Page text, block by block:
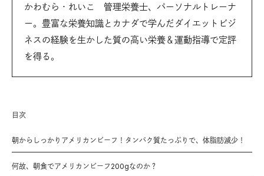
かわむら・れいこ 管理栄養士、パーソナルトレーナ
ー。豊富な栄養知識とカナダで学んだダイエットビジ
ネスの経験を生かした質の高い栄養＆運動指導で定評
を得る。
目次
朝からしっかりアメリカンビーフ！タンパク質たっぷりで、体脂肪減少！
何故、朝食でアメリカンビーフ200gなのか？